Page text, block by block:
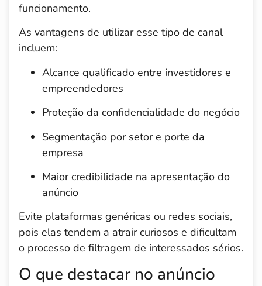
funcionamento.
As vantagens de utilizar esse tipo de canal
incluem:
Alcance qualificado entre investidores e
empreendedores
Proteção da confidencialidade do negócio
Segmentação por setor e porte da
empresa
Maior credibilidade na apresentação do
anúncio
Evite plataformas genéricas ou redes sociais,
pois elas tendem a atrair curiosos e dificultam
o processo de filtragem de interessados sérios.
O que destacar no anúncio